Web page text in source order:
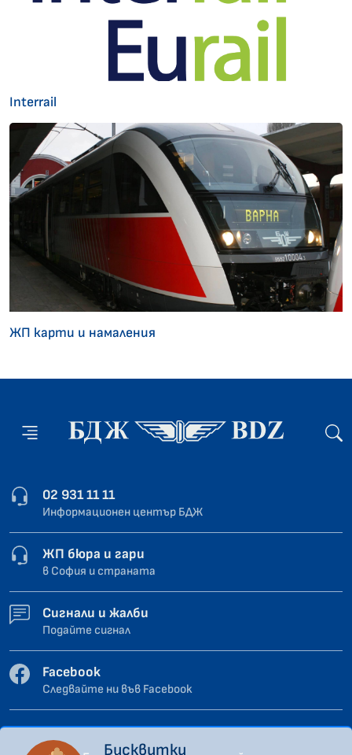
Interrail
ЖП карти и намаления
02 931 11 11
Информационен център БДЖ
ЖП бюра и гари
в София и страната
Сигнали и жалби
Подайте сигнал
Facebook
Следвайте ни във Facebook
Бисквитки